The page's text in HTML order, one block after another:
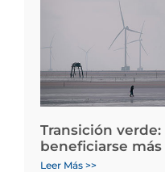
Transición
beneficiarse más
Leer Más >>